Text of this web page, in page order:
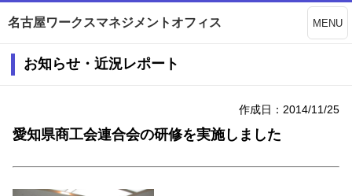
名古屋ワークスマネジメントオフィス MENU
お知らせ・近況レポート
作成日：2014/11/25
愛知県商工会連合会の研修を実施しました